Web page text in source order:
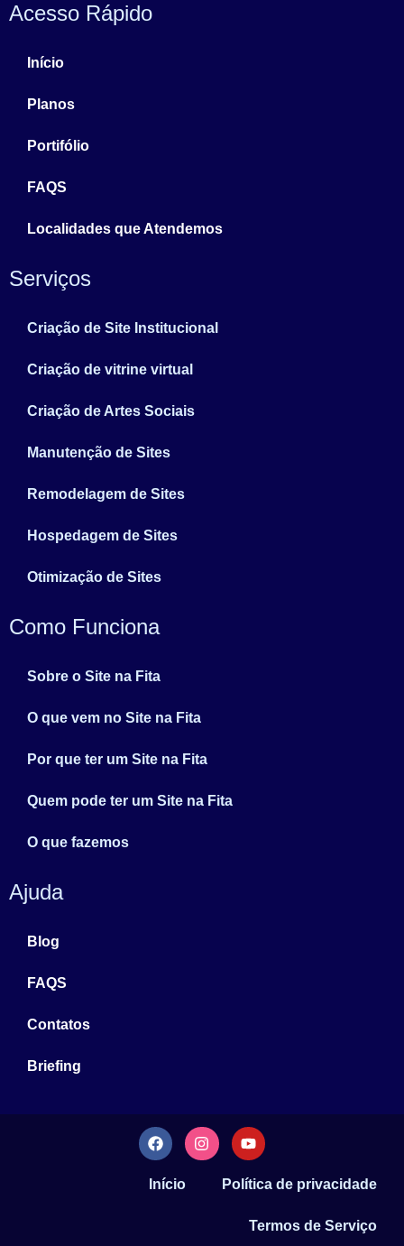
Acesso Rápido
Início
Planos
Portifólio
FAQS
Localidades que Atendemos
Serviços
Criação de Site Institucional
Criação de vitrine virtual
Criação de Artes Sociais
Manutenção de Sites
Remodelagem de Sites
Hospedagem de Sites
Otimização de Sites
Como Funciona
Sobre o Site na Fita
O que vem no Site na Fita
Por que ter um Site na Fita
Quem pode ter um Site na Fita
O que fazemos
Ajuda
Blog
FAQS
Contatos
Briefing
Início Política de privacidade
Termos de Serviço